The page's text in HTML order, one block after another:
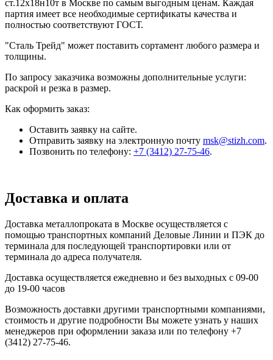
ст.12х18н10т в Москве по самым выгодным ценам. Каждая
партия имеет все необходимые сертификаты качества и
полностью соответствуют ГОСТ.
"Сталь Трейд" может поставить сортамент любого размера и
толщины.
По запросу заказчика возможны дополнительные услуги:
раскрой и резка в размер.
Как оформить заказ:
Оставить заявку на сайте.
Отправить заявку на электронную почту msk@stizh.com.
Позвонить по телефону: +7 (3412) 27-75-46.
Доставка и оплата
Доставка металлопроката в Москве осуществляется с
помощью транспортных компаний Деловые Линии и ПЭК до
терминала для последующей транспортировки или от
терминала до адреса получателя.
Доставка осуществляется ежедневно и без выходных с 09-00
до 19-00 часов
Возможность доставки другими транспортными компаниями,
стоимость и другие подробности Вы можете узнать у наших
менеджеров при оформлении заказа или по телефону +7
(3412) 27-75-46.